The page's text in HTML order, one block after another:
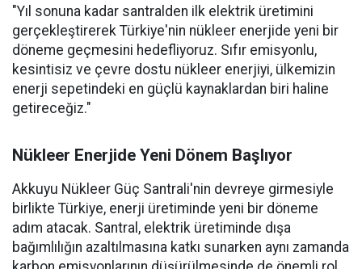
"Yıl sonuna kadar santralden ilk elektrik üretimini
gerçekleştirerek Türkiye'nin nükleer enerjide yeni bir
döneme geçmesini hedefliyoruz. Sıfır emisyonlu,
kesintisiz ve çevre dostu nükleer enerjiyi, ülkemizin
enerji sepetindeki en güçlü kaynaklardan biri haline
getireceğiz."
Nükleer Enerjide Yeni Dönem Başlıyor
Akkuyu Nükleer Güç Santrali'nin devreye girmesiyle
birlikte Türkiye, enerji üretiminde yeni bir döneme
adım atacak. Santral, elektrik üretiminde dışa
bağımlılığın azaltılmasına katkı sunarken aynı zamanda